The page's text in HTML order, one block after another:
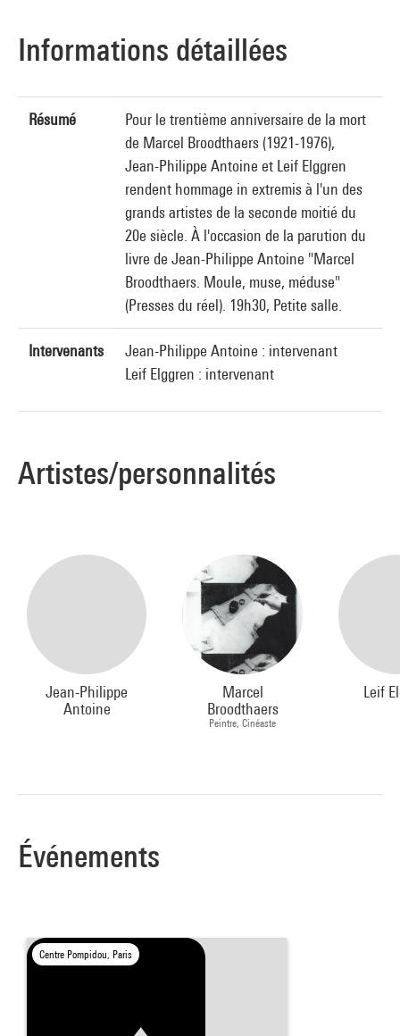
Informations détaillées
Résumé
Pour le trentième anniversaire de la mort
de Marcel Broodthaers (1921-1976),
Jean-Philippe Antoine et Leif Elggren
rendent hommage in extremis à l'un des
grands artistes de la seconde moitié du
20e siècle. À l'occasion de la parution du
livre de Jean-Philippe Antoine "Marcel
Broodthaers. Moule, muse, méduse"
(Presses du réel). 19h30, Petite salle.
Intervenants
Jean-Philippe Antoine : intervenant
Leif Elggren : intervenant
Artistes/personnalités
Jean-Philippe
Antoine
Marcel
Broodthaers
Peintre, Cinéaste
Leif
Événements
Centre Pompidou, Paris